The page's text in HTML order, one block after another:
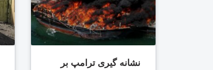
نشانه گیری ترامپ بر